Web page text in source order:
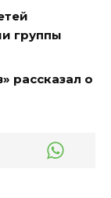
группы
рассказал о